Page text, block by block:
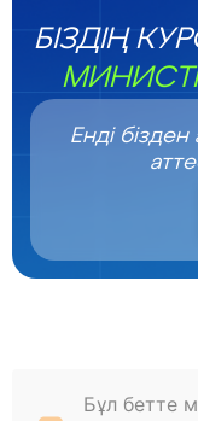
БІЗДІҢ
Енді
Бұл бетте